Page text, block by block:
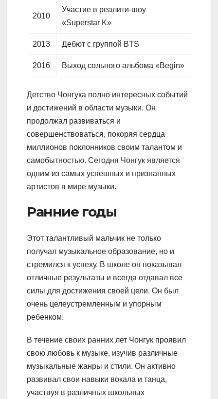
2010
Участие в реалити-шоу
«Superstar K»
2013 Дебют с группой BTS
2016 Выход сольного альбома «Begin»
Детство Чонгука полно интересных событий
и достижений в области музыки. Он
продолжал развиваться и
совершенствоваться, покоряя сердца
миллионов поклонников своим талантом и
самобытностью. Сегодня Чонгук является
одним из самых успешных и признанных
артистов в мире музыки.
Ранние годы
Этот талантливый мальчик не только
получал музыкальное образование, но и
стремился к успеху. В школе он показывал
отличные результаты и всегда отдавал все
силы для достижения своей цели. Он был
очень целеустремленным и упорным
ребенком.
В течение своих ранних лет Чонгук проявил
свою любовь к музыке, изучив различные
музыкальные жанры и стили. Он активно
развивал свои навыки вокала и танца,
участвуя в различных школьных